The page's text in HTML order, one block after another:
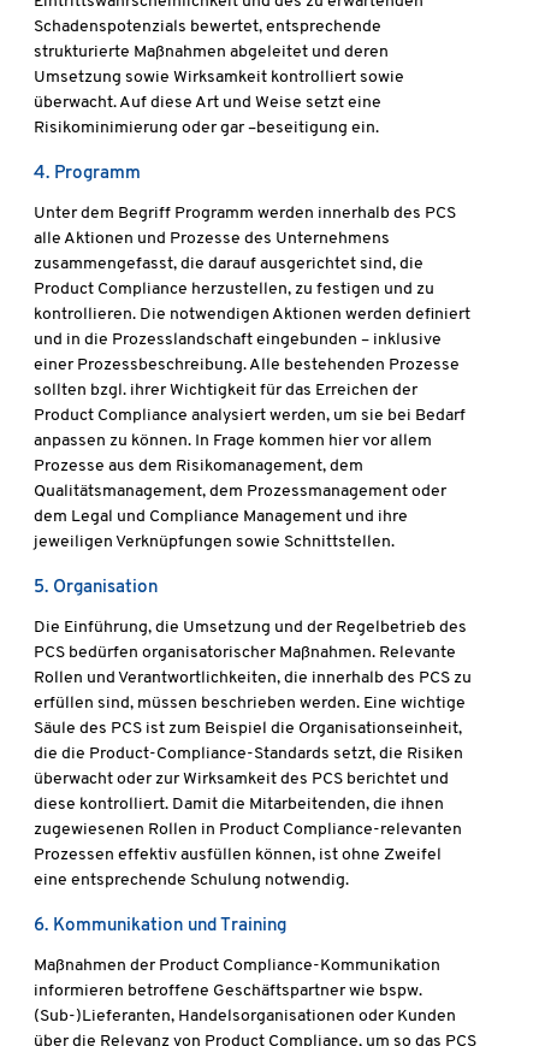
Schadenspotenzials bewertet, entsprechende
strukturierte Maßnahmen abgeleitet und deren
Umsetzung sowie Wirksamkeit kontrolliert sowie
überwacht. Auf diese Art und Weise setzt eine
Risikominimierung oder gar –beseitigung ein.
4. Programm
Unter dem Begriff Programm werden innerhalb des PCS
alle Aktionen und Prozesse des Unternehmens
zusammengefasst, die darauf ausgerichtet sind, die
Product Compliance herzustellen, zu festigen und zu
kontrollieren. Die notwendigen Aktionen werden definiert
und in die Prozesslandschaft eingebunden – inklusive
einer Prozessbeschreibung. Alle bestehenden Prozesse
sollten bzgl. ihrer Wichtigkeit für das Erreichen der
Product Compliance analysiert werden, um sie bei Bedarf
anpassen zu können. In Frage kommen hier vor allem
Prozesse aus dem Risikomanagement, dem
Qualitätsmanagement, dem Prozessmanagement oder
dem Legal und Compliance Management und ihre
jeweiligen Verknüpfungen sowie Schnittstellen.
5. Organisation
Die Einführung, die Umsetzung und der Regelbetrieb des
PCS bedürfen organisatorischer Maßnahmen. Relevante
Rollen und Verantwortlichkeiten, die innerhalb des PCS zu
erfüllen sind, müssen beschrieben werden. Eine wichtige
Säule des PCS ist zum Beispiel die Organisationseinheit,
die die Product-Compliance-Standards setzt, die Risiken
überwacht oder zur Wirksamkeit des PCS berichtet und
diese kontrolliert. Damit die Mitarbeitenden, die ihnen
zugewiesenen Rollen in Product Compliance-relevanten
Prozessen effektiv ausfüllen können, ist ohne Zweifel
eine entsprechende Schulung notwendig.
6. Kommunikation und Training
Maßnahmen der Product Compliance-Kommunikation
informieren betroffene Geschäftspartner wie bspw.
(Sub-)Lieferanten, Handelsorganisationen oder Kunden
über die Relevanz von Product Compliance, um so das PCS